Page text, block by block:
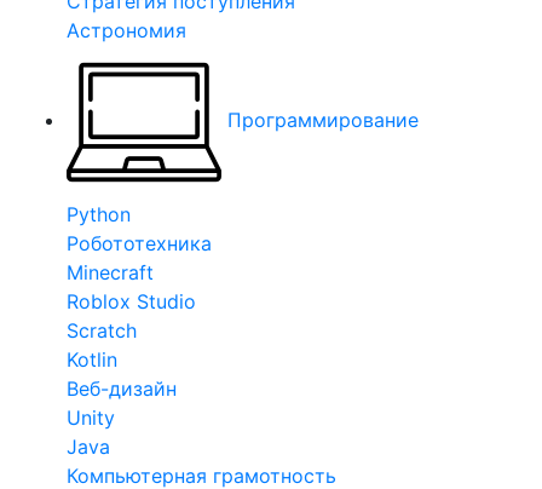
Астрономия
Программирование
Python
Робототехника
Minecraft
Roblox Studio
Scratch
Kotlin
Веб-дизайн
Unity
Java
Компьютерная грамотность